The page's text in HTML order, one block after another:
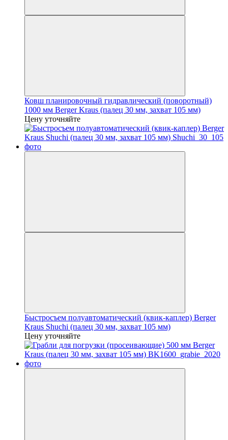
Ковш планировочный гидравлический (поворотный)
1000 мм Berger Kraus (палец 30 мм, захват 105 мм)
Цену уточняйте
Быстросъем полуавтоматический (квик-каплер) Berger
Kraus Shuchi (палец 30 мм, захват 105 мм)
Цену уточняйте